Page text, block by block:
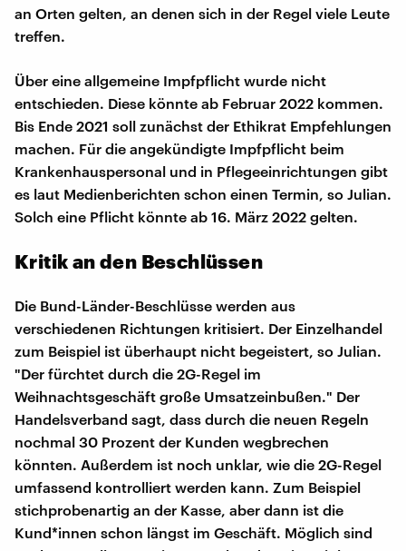
an Orten gelten, an denen sich in der Regel viele Leute
treffen.
Über eine allgemeine Impfpflicht wurde nicht
entschieden. Diese könnte ab Februar 2022 kommen.
Bis Ende 2021 soll zunächst der Ethikrat Empfehlungen
machen. Für die angekündigte Impfpflicht beim
Krankenhauspersonal und in Pflegeeinrichtungen gibt
es laut Medienberichten schon einen Termin, so Julian.
Solch eine Pflicht könnte ab 16. März 2022 gelten.
Kritik an den Beschlüssen
Die Bund-Länder-Beschlüsse werden aus
verschiedenen Richtungen kritisiert. Der Einzelhandel
zum Beispiel ist überhaupt nicht begeistert, so Julian.
"Der fürchtet durch die 2G-Regel im
Weihnachtsgeschäft große Umsatzeinbußen." Der
Handelsverband sagt, dass durch die neuen Regeln
nochmal 30 Prozent der Kunden wegbrechen
könnten. Außerdem ist noch unklar, wie die 2G-Regel
umfassend kontrolliert werden kann. Zum Beispiel
stichprobenartig an der Kasse, aber dann ist die
Kund*innen schon längst im Geschäft. Möglich sind